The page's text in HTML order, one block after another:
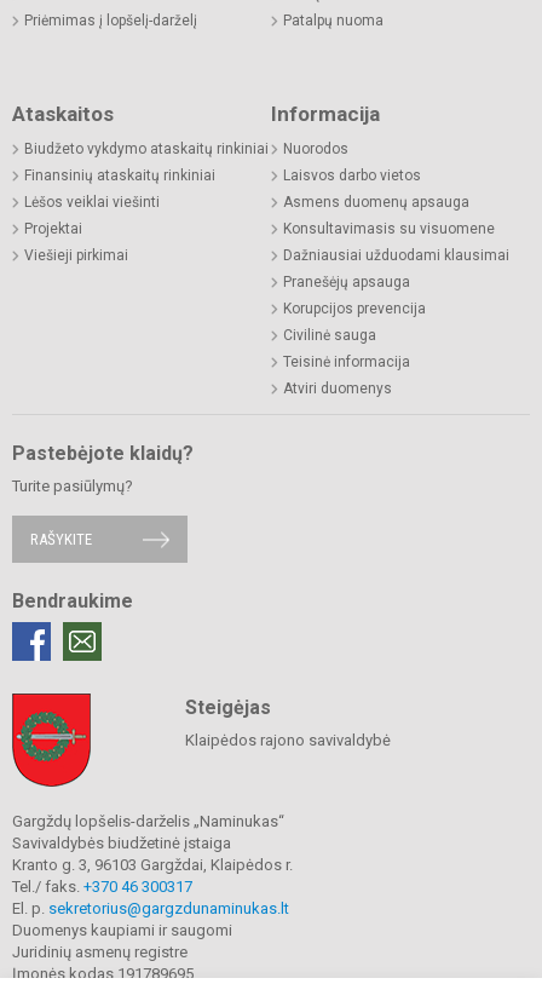
Priėmimas į lopšelį-darželį
Patalpų nuoma
Ataskaitos
Biudžeto vykdymo ataskaitų rinkiniai
Finansinių ataskaitų rinkiniai
Lėšos veiklai viešinti
Projektai
Viešieji pirkimai
Informacija
Nuorodos
Laisvos darbo vietos
Asmens duomenų apsauga
Konsultavimasis su visuomene
Dažniausiai užduodami klausimai
Pranešėjų apsauga
Korupcijos prevencija
Civilinė sauga
Teisinė informacija
Atviri duomenys
Pastebėjote klaidų?
Turite pasiūlymų?
RAŠYKITE
Bendraukime
Steigėjas
Klaipėdos rajono savivaldybė
Gargždų lopšelis-darželis „Naminukas“
Savivaldybės biudžetinė įstaiga
Kranto g. 3, 96103 Gargždai, Klaipėdos r.
Tel./ faks. +370 46 300317
El. p. sekretorius@gargzdunaminukas.lt
Duomenys kaupiami ir saugomi
Juridinių asmenų registre
Įmonės kodas 191789695